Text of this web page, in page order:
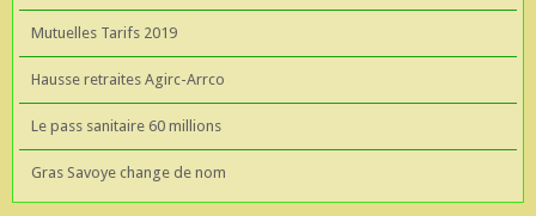
Mutuelles Tarifs 2019
Hausse retraites Agirc-Arrco
Le pass sanitaire 60 millions
Gras Savoye change de nom